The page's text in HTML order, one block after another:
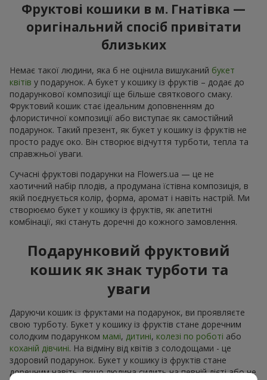
Фруктові кошики в м. Гнатівка —
оригінальний спосіб привітати
близьких
Немає такої людини, яка б не оцінила вишуканий букет
квітів у подарунок. А букет у кошику із фруктів – додає до
подарункової композиції ще більше святкового смаку.
Фруктовий кошик стає ідеальним доповненням до
флористичної композиції або виступає як самостійний
подарунок. Такий презент, як букет у кошику із фруктів не
просто радує око. Він створює відчуття турботи, тепла та
справжньої уваги.
Сучасні фруктові подарунки на Flowers.ua — це не
хаотичний набір плодів, а продумана їстівна композиція, в
якій поєднується колір, форма, аромат і навіть настрій. Ми
створюємо букет у кошику із фруктів, як апетитні
комбінації, які стануть доречні до кожного замовлення.
Подарунковий фруктовий
кошик як знак турботи та
уваги
Даруючи кошик із фруктами на подарунок, ви проявляєте
свою турботу. Букет у кошику із фруктів стане доречним
солодким подарунком мамі, дитині, колезі по роботі або
коханій дівчині. На відміну від квітів з солодощами - це
здоровий подарунок. Букет у кошику із фруктів стане
доречним навіть, якщо людина сидить на певній дієті або не